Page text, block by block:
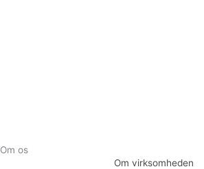
Om os
Om virksomheden